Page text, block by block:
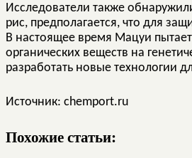
Исследователи также
рис, предполагается, что для
В настоящее время Мацуи
органических веществ на
разработать новые технологии
Источник: chemport.ru
Похожие статьи: